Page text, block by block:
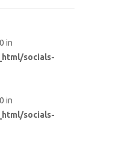
in
socials-
in
socials-